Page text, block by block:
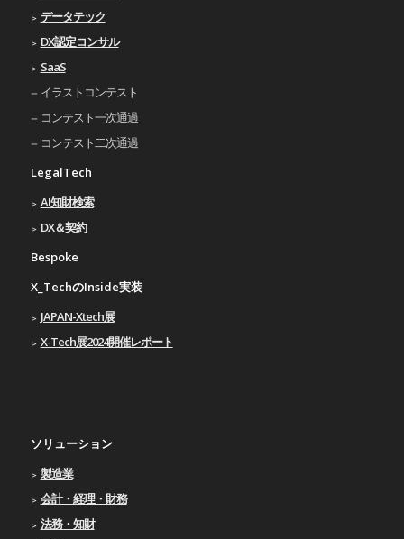
データテック
DX認定コンサル
SaaS
イラストコンテスト
コンテスト一次通過
コンテスト二次通過
LegalTech
AI知財検索
DX＆契約
Bespoke
X_TechのInside実装
JAPAN-Xtech展
X-Tech展2024開催レポート
ソリューション
製造業
会計・経理・財務
法務・知財